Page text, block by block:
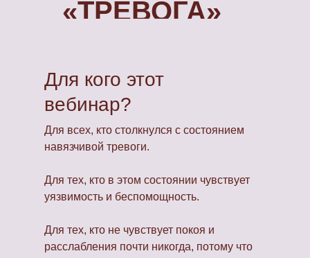
«ТРЕВОГА»
Для кого этот
вебинар?
Для всех, кто столкнулся с состоянием
навязчивой тревоги.
Для тех, кто в этом состоянии чувствует
уязвимость и беспомощность.
Для тех, кто не чувствует покоя и
расслабления почти никогда, потому что